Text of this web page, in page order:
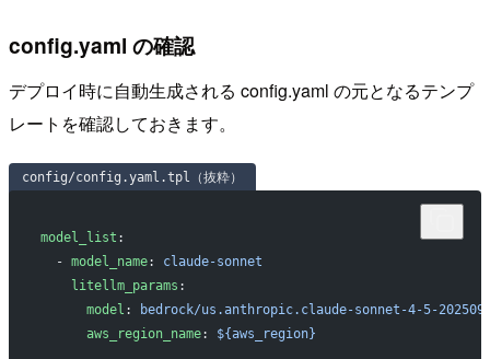
config.yaml の確認
デプロイ時に自動生成される config.yaml の元となるテンプ
レートを確認しておきます。
config/config.yaml.tpl（抜粋）
model_list :
  -
model_name: claude-sonnet
    litellm_params
:
      model
:
bedrock/us.anthropic.claude-sonnet-4-5-
      aws_region_name
: ${aws_region}